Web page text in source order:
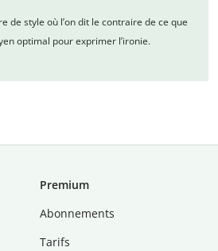
de style où l’on dit le contraire de ce que
optimal pour exprimer l’ironie.
Premium
Abonnements
Tarifs